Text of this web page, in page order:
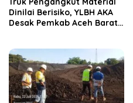
Dinilai Berisiko, YLBH AKA
Desak Pemkab Aceh Barat